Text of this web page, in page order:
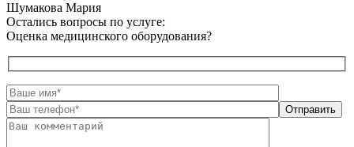
Шумакова Мария
Остались вопросы по услуге:
Оценка медицинского оборудования?